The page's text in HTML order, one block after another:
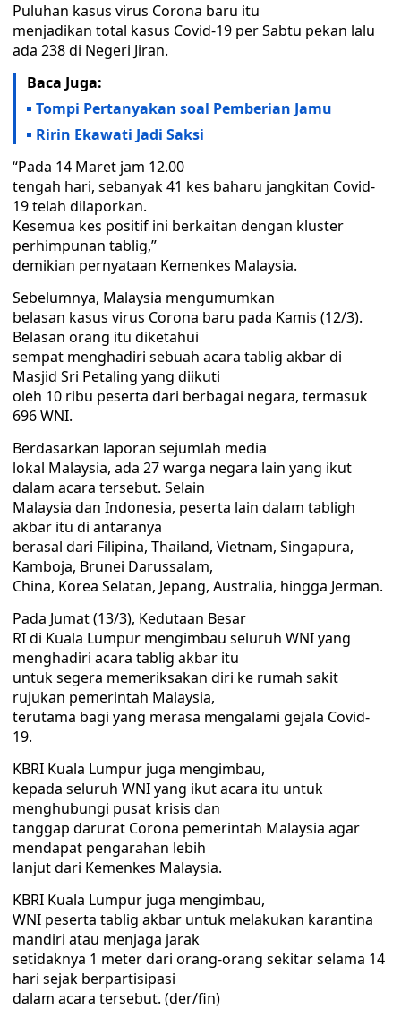
Puluhan kasus virus Corona baru itu
menjadikan total kasus Covid-19 per Sabtu pekan lalu
ada 238 di Negeri Jiran.
Baca Juga:
Tompi Pertanyakan soal Pemberian Jamu
Ririn Ekawati Jadi Saksi
“Pada 14 Maret jam 12.00
tengah hari, sebanyak 41 kes baharu jangkitan Covid-
19 telah dilaporkan.
Kesemua kes positif ini berkaitan dengan kluster
perhimpunan tablig,”
demikian pernyataan Kemenkes Malaysia.
Sebelumnya, Malaysia mengumumkan
belasan kasus virus Corona baru pada Kamis (12/3).
Belasan orang itu diketahui
sempat menghadiri sebuah acara tablig akbar di
Masjid Sri Petaling yang diikuti
oleh 10 ribu peserta dari berbagai negara, termasuk
696 WNI.
Berdasarkan laporan sejumlah media
lokal Malaysia, ada 27 warga negara lain yang ikut
dalam acara tersebut. Selain
Malaysia dan Indonesia, peserta lain dalam tabligh
akbar itu di antaranya
berasal dari Filipina, Thailand, Vietnam, Singapura,
Kamboja, Brunei Darussalam,
China, Korea Selatan, Jepang, Australia, hingga Jerman.
Pada Jumat (13/3), Kedutaan Besar
RI di Kuala Lumpur mengimbau seluruh WNI yang
menghadiri acara tablig akbar itu
untuk segera memeriksakan diri ke rumah sakit
rujukan pemerintah Malaysia,
terutama bagi yang merasa mengalami gejala Covid-
19.
KBRI Kuala Lumpur juga mengimbau,
kepada seluruh WNI yang ikut acara itu untuk
menghubungi pusat krisis dan
tanggap darurat Corona pemerintah Malaysia agar
mendapat pengarahan lebih
lanjut dari Kemenkes Malaysia.
KBRI Kuala Lumpur juga mengimbau,
WNI peserta tablig akbar untuk melakukan karantina
mandiri atau menjaga jarak
setidaknya 1 meter dari orang-orang sekitar selama 14
hari sejak berpartisipasi
dalam acara tersebut. (der/fin)